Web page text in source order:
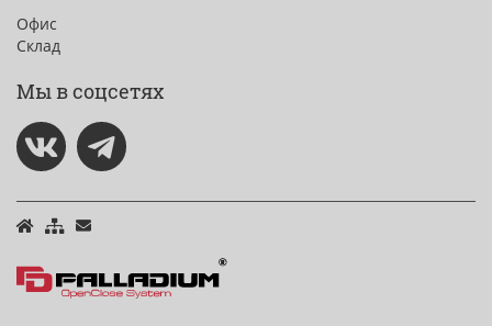
Офис
Склад
Мы в соцсетях